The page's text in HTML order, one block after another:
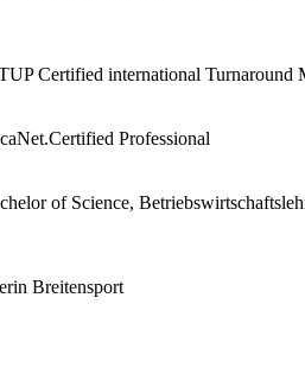
Certified international Turnaround
Professional
of Science,
Breitensport